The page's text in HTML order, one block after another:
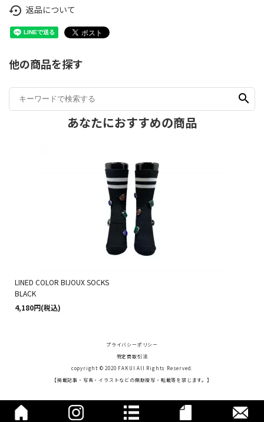
settings_backup_restore 返品について
他の商品を探す
search
あなたにおすすめの商品
LINED COLOR BIJOUX SOCKS
BLACK
4,180円(税込)
プライバシーポリシー
特定商取引法
copyright © 2020 FAKUI All Rights Reserved.
【掲載記事・写真・イラストなどの無断複写・転載等を禁じます。】